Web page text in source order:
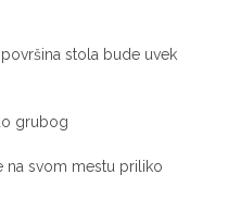
stola bude uvek
grubog
svom mestu priliko